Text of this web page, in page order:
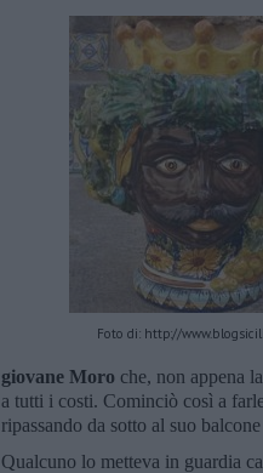
Foto di: http://
giovane Moro che, non appena
a tutti i costi. Cominciò così a
ripassando da sotto al suo
Qualcuno lo metteva in guardia